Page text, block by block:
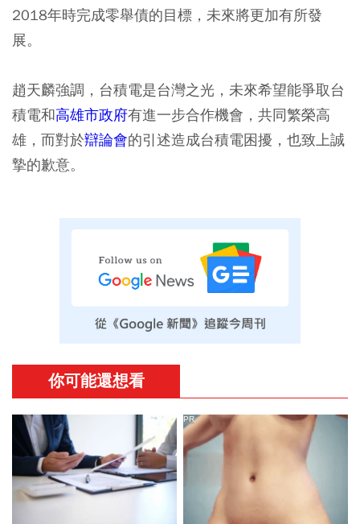
2018年時完成零舉債的目標，未來將更加有所發
展。
趙天麟強調，台積電是台灣之光，未來希望能爭取台
積電和高雄市政府有進一步合作機會，共同繁榮高
雄，而對於辯論會的引述造成台積電困擾，也致上誠
摯的歉意。